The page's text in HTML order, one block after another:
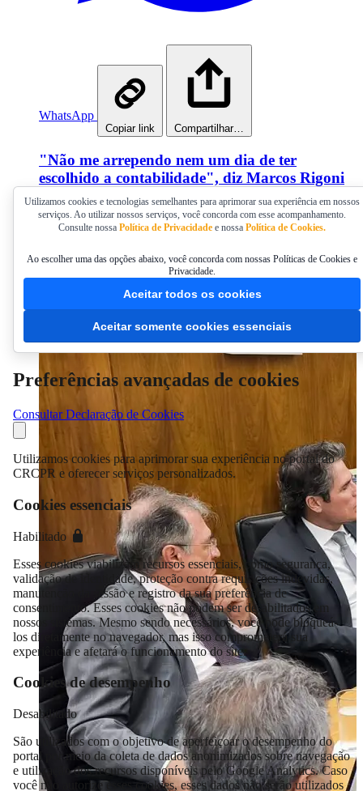
WhatsApp
Copiar link Compartilhar…
"Não me arrependo nem um dia de ter
escolhido a contabilidade", diz Marcos Rigoni
no Podcast Conversa de Contador
Ex-presidente do CRCPR e atual presidente da Jucepar
gestão e deixou uma mensagem aos profissionais que iniciam
Publicado em 10/07/2026 14:30
Utilizamos cookies e tecnologias semelhantes para aprimorar sua experiência em nossos
serviços. Ao utilizar nossos serviços, você concorda com esse acompanhamento.
Consulte nossa Política de Privacidade e nossa Política de Cookies.
Ao escolher uma das opções abaixo, você concorda com nossas Políticas de Cookies e
Privacidade.
Aceitar todos os cookies
Aceitar somente cookies essenciais
Preferências avançadas de cookies
Consultar Declaração de Cookies
Utilizamos cookies para aprimorar sua experiência no portal do
CRCPR e oferecer serviços personalizados.
Cookies essenciais
Habilitado
Esses cookies viabilizam recursos essenciais, como segurança,
validação de identidade, proteção contra requisições indevidas,
manutenção da sessão e registro da sua preferência de
consentimento. Esses cookies não podem ser desabilitados em
nossos sistemas. Mesmo sendo necessários, você pode bloqueá-
los diretamente no navegador, mas isso comprometerá sua
experiência e afetará o funcionamento do site.
Cookies de desempenho
Desabilitado
São utilizados com o objetivo de aperfeiçoar o desempenho do
portal por meio da coleta de dados anonimizados sobre navegação
e utilização dos recursos disponíveis pelo Google Analytics. Caso
você não autorize esses cookies, esses dados não serão utilizados